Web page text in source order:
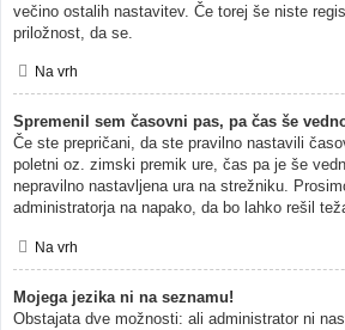
večino ostalih nastavitev. Če torej še niste
priložnost, da se.
Na vrh
Spremenil sem časovni pas, pa čas še
Če ste prepričani, da ste pravilno nastavili
poletni oz. zimski premik ure, čas pa je še
nepravilno nastavljena ura na strežniku.
administratorja na napako, da bo lahko rešil
Na vrh
Mojega jezika ni na seznamu!
Obstajata dve možnosti: ali administrator ni